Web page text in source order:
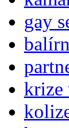
gay
krize